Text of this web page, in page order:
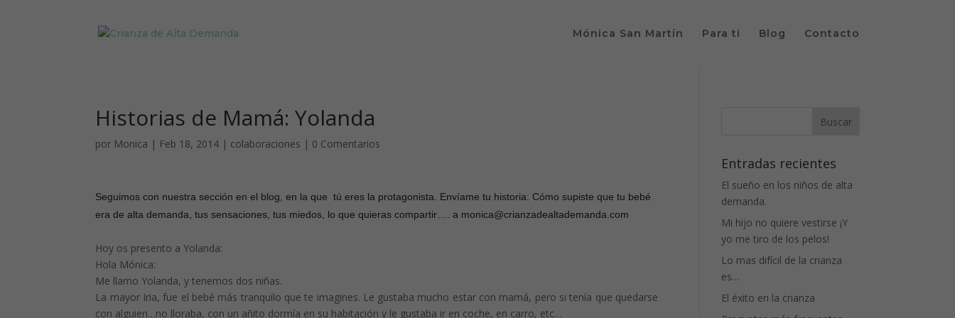
Mónica San Martín Para ti Blog Contacto
Historias de Mamá: Yolanda
por Monica | Feb 18, 2014 | colaboraciones | 0 Comentarios
Seguimos con nuestra sección en el blog, en la que tú eres la protagonista. Envíame tu historia: Cómo supiste que tu bebé
era de alta demanda, tus sensaciones, tus miedos, lo que quieras compartir…. a monica@crianzadealtademanda.com
Hoy os presento a Yolanda:
Hola Mónica:
Me llamo Yolanda, y tenemos dos niñas.
La mayor Iria, fue el bebé más tranquilo que te imagines. Le gustaba mucho estar con mamá, pero si tenía que quedarse
con alguien…no lloraba, con un añito dormía en su habitación y le gustaba ir en coche, en carro, etc…
Entradas recientes
El sueño en los niños de alta
demanda.
Mi hijo no quiere vestirse ¡Y
yo me tiro de los pelos!
Lo mas difícil de la crianza
es…
El éxito en la crianza